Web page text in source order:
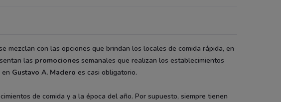
mezclan con las opciones que brindan los locales de comida rápida, en
las promociones semanales que realizan los establecimientos
Gustavo A. Madero es casi obligatorio.
de comida y a la época del año. Por supuesto, siempre tienen